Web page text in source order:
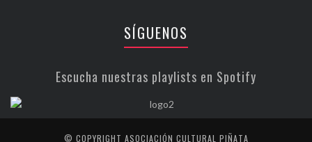
SÍGUENOS
Escucha nuestras playlists en Spotify
© COPYRIGHT ASOCIACIÓN CULTURAL PIÑATA